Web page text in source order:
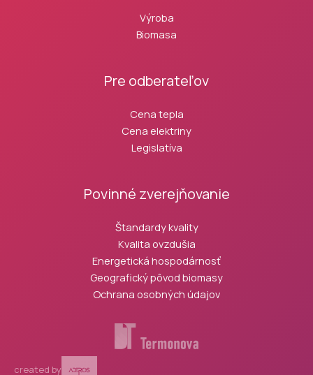
Výroba
Biomasa
Pre odberateľov
Cena tepla
Cena elektriny
Legislatíva
Povinné zverejňovanie
Štandardy kvality
Kvalita ovzdušia
Energetická hospodárnosť
Geografický pôvod biomasy
Ochrana osobných údajov
created by